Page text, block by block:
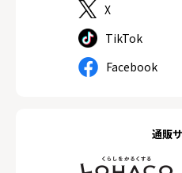
X
TikTok
Facebook
通販